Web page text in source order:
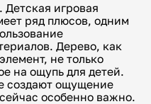
игровая
ряд плюсов, одним
Дерево, как
не только
на ощупь для детей.
создают ощущение
особенно важно.